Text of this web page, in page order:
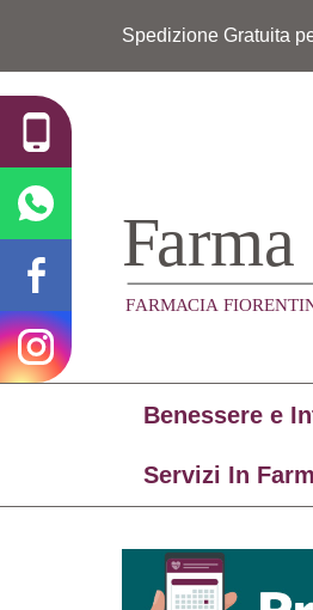
Spedizione Gratuita
Benessere e
Servizi In